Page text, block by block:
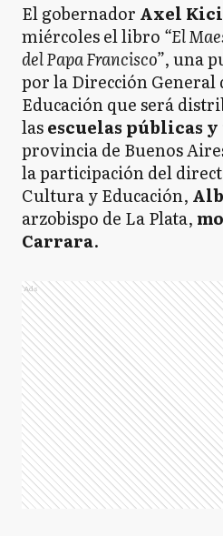
El gobernador Axel
miércoles el libro “El
del Papa Francisco”, una
por la Dirección General
Educación que será
lasescuelas públicas
provincia de Buenos
la participación del
Cultura y Educación,
arzobispo de La Plata,
Carrara.
Ads